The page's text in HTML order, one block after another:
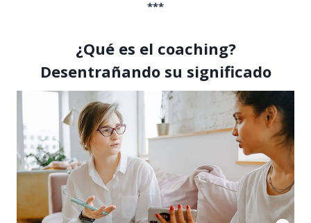
***
¿Qué es el coaching?
Desentrañando su significado